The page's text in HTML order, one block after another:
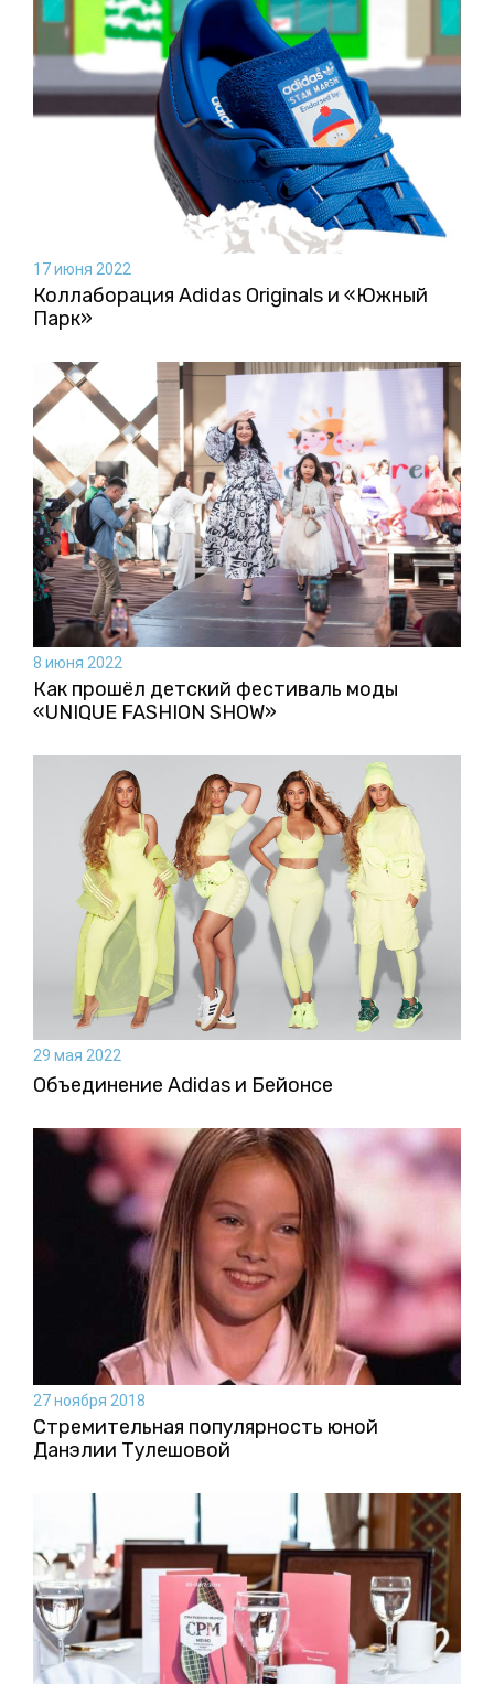
17 июня 2022
Коллаборация Аdidas Originals и «Южный
Парк»
8 июня 2022
Как прошёл детский фестиваль моды
«UNIQUE FASHION SHOW»
29 мая 2022
Объединение Adidas и Бейонсе
27 ноября 2018
Стремительная популярность юной
Данэлии Тулешовой